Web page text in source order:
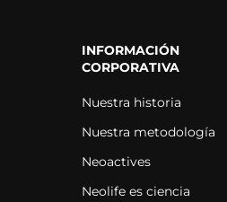
INFORMACIÓN
CORPORATIVA
Nuestra historia
Nuestra metodología
Neoactives
Neolife es ciencia